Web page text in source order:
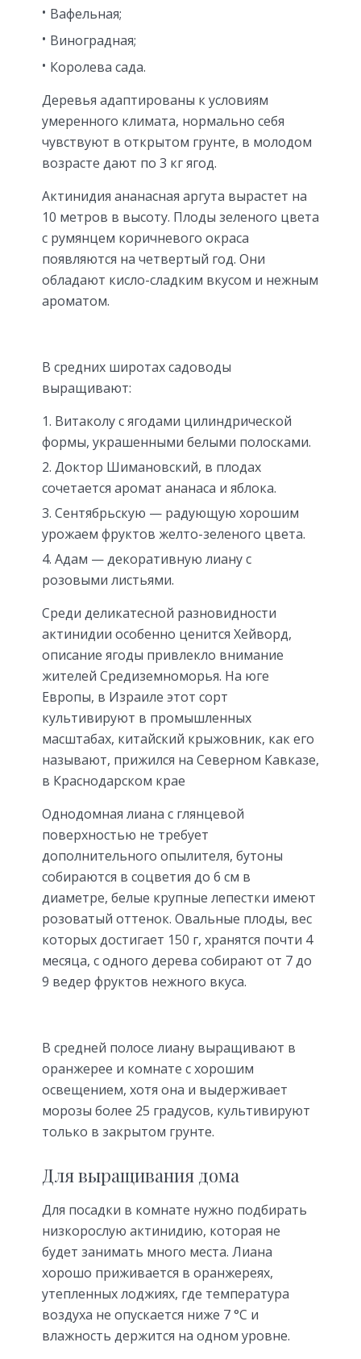
Вафельная;
Виноградная;
Королева сада.
Деревья адаптированы к условиям
умеренного климата, нормально себя
чувствуют в открытом грунте, в молодом
возрасте дают по 3 кг ягод.
Актинидия ананасная аргута вырастет на
10 метров в высоту. Плоды зеленого цвета
с румянцем коричневого окраса
появляются на четвертый год. Они
обладают кисло-сладким вкусом и нежным
ароматом.
В средних широтах садоводы
выращивают:
Витаколу с ягодами цилиндрической
формы, украшенными белыми полосками.
Доктор Шимановский, в плодах
сочетается аромат ананаса и яблока.
Сентябрьскую — радующую хорошим
урожаем фруктов желто-зеленого цвета.
Адам — декоративную лиану с
розовыми листьями.
Среди деликатесной разновидности
актинидии особенно ценится Хейворд,
описание ягоды привлекло внимание
жителей Средиземноморья. На юге
Европы, в Израиле этот сорт
культивируют в промышленных
масштабах, китайский крыжовник, как его
называют, прижился на Северном Кавказе,
в Краснодарском крае
Однодомная лиана с глянцевой
поверхностью не требует
дополнительного опылителя, бутоны
собираются в соцветия до 6 см в
диаметре, белые крупные лепестки имеют
розоватый оттенок. Овальные плоды, вес
которых достигает 150 г, хранятся почти 4
месяца, с одного дерева собирают от 7 до
9 ведер фруктов нежного вкуса.
В средней полосе лиану выращивают в
оранжерее и комнате с хорошим
освещением, хотя она и выдерживает
морозы более 25 градусов, культивируют
только в закрытом грунте.
Для выращивания дома
Для посадки в комнате нужно подбирать
низкорослую актинидию, которая не
будет занимать много места. Лиана
хорошо приживается в оранжереях,
утепленных лоджиях, где температура
воздуха не опускается ниже 7 °С и
влажность держится на одном уровне.